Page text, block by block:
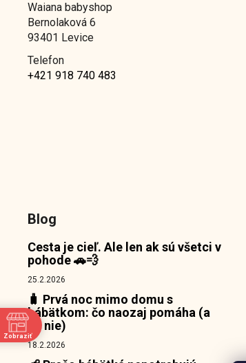
Waiana babyshop
Bernolaková 6
93401 Levice
Telefon
+421 918 740 483
Blog
Cesta je cieľ. Ale len ak sú všetci v
pohode 🚗💨
25.2.2026
🧳 Prvá noc mimo domu s
bábätkom: čo naozaj pomáha (a
čo nie)
18.2.2026
Zobraziť